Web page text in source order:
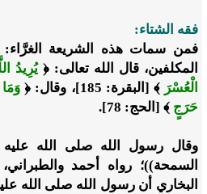
فقه الشتاء:
فمن سمات هذه الشريعة
المكلفين، قال الله تعالى: ﴿يُرِيدُ
الْعُسْرَ﴾ [البقرة: 185]، وقال: ﴿
حَرَجٍ ﴾ [الحج: 78].
وقال رسول الله صلى الله عليه
السمحة))؛ رواه أحمد
البخاري أن رسول الله صلى الله